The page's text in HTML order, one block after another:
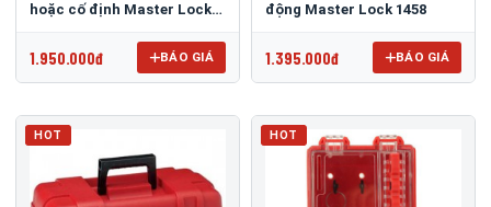
hoặc cố định Master Lock
1.950.000đ BÁO GIÁ
động Master Lock 1458
1.395.000đ BÁO GIÁ
HOT HOT